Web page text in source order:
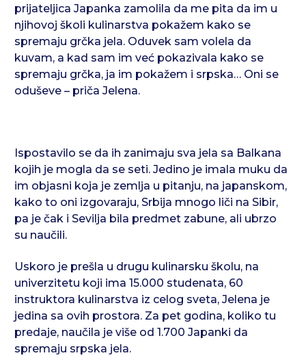
prijateljica Japanka zamolila da me pita da im u
njihovoj školi kulinarstva pokažem kako se
spremaju grčka jela. Oduvek sam volela da
kuvam, a kad sam im već pokazivala kako se
spremaju grčka, ja im pokažem i srpska… Oni se
oduševe – priča Jelena.
Ispostavilo se da ih zanimaju sva jela sa Balkana
kojih je mogla da se seti. Jedino je imala muku da
im objasni koja je zemlja u pitanju, na japanskom,
kako to oni izgovaraju, Srbija mnogo liči na Sibir,
pa je čak i Sevilja bila predmet zabune, ali ubrzo
su naučili.
Uskoro je prešla u drugu kulinarsku školu, na
univerzitetu koji ima 15.000 studenata, 60
instruktora kulinarstva iz celog sveta, Jelena je
jedina sa ovih prostora. Za pet godina, koliko tu
predaje, naučila je više od 1.700 Japanki da
spremaju srpska jela.